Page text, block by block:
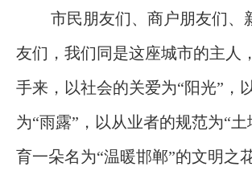
市民朋友们、商户朋友们、
友们，我们同是这座城市的主人
手来，以社会的关爱为“阳光”，
为“雨露”，以从业者的规范为“
育一朵名为“温暖邯郸”的文明之